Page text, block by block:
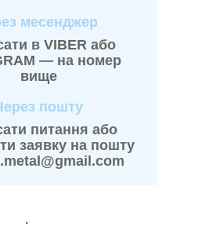
месенджер
в VIBER або
— на номер
вище
пошту
питання або
заявку на пошту
.